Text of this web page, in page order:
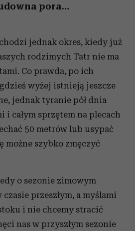
pora…
jednak okres, kiedy już
rodzimych Tatr nie ma
Co prawda, po ich
wyżej istnieją jeszcze
jednak tyranie pół dnia
i całym sprzętem na plecach
50 metrów lub usypać
możne szybko zmęczyć
o sezonie zimowym
przeszłym, a myślami
i nie chcemy stracić
nas w przyszłym sezonie